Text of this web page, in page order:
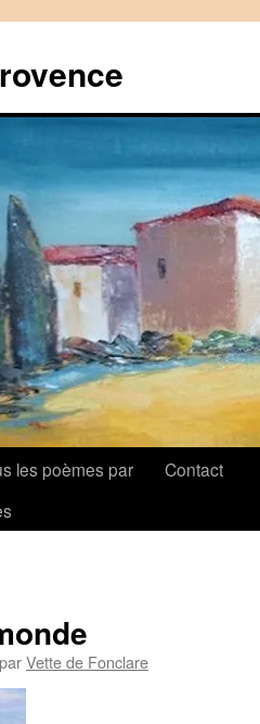
les poèmes par
Contact
parVette de Fonclare